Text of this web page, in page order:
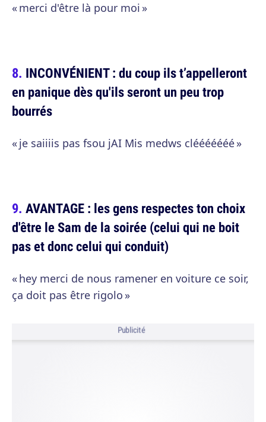
« merci d'être là pour moi »
INCONVÉNIENT : du coup ils t’appelleront
en panique dès qu'ils seront un peu trop
bourrés
« je saiiiis pas fsou jAI Mis medws clééééééé »
AVANTAGE : les gens respectes ton choix
d'être le Sam de la soirée (celui qui ne boit
pas et donc celui qui conduit)
« hey merci de nous ramener en voiture ce soir,
ça doit pas être rigolo »
Publicité